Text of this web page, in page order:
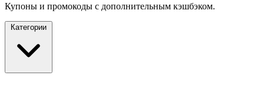
Купоны и промокоды с дополнительным кэшбэком.
Категории